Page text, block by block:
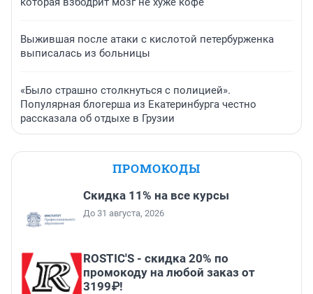
Выжившая после атаки с кислотой петербурженка
выписалась из больницы
«Было страшно столкнуться с полицией».
Популярная блогерша из Екатеринбурга честно
рассказала об отдыхе в Грузии
ПРОМОКОДЫ
Скидка 11% на все курсы
До 31 августа, 2026
ROSTIC'S - скидка 20% по
промокоду на любой заказ от
3199₽!